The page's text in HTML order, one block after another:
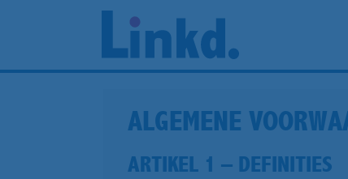
ALGEMENE
ARTIKEL 1 – DEFINITIES